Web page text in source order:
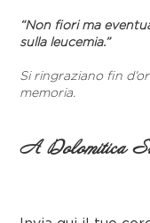
“Non fiori ma
sulla leucemia.”
Si ringraziano fin
memoria.
A Dolomitica